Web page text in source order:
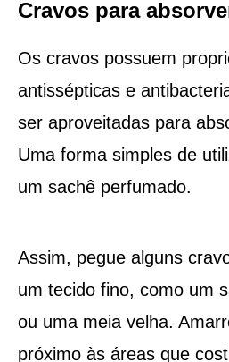
Cravos para
Os cravos possuem
antissépticas e
ser aproveitadas para
Uma forma simples de
um sachê perfumado.
Assim, pegue alguns
um tecido fino, como um
ou uma meia velha.
próximo às áreas que